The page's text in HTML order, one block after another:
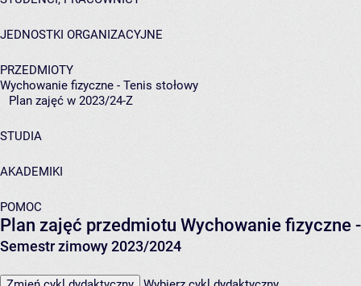
JEDNOSTKI ORGANIZACYJNE
PRZEDMIOTY
Wychowanie fizyczne - Tenis stołowy
Plan zajęć w 2023/24-Z
STUDIA
AKADEMIKI
POMOC
Plan zajęć przedmiotu Wychowanie fizyczne
Semestr zimowy 2023/2024